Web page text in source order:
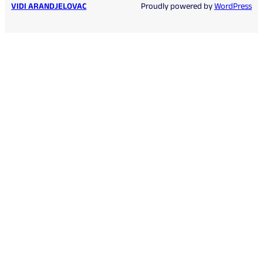
VIDI ARANDJELOVAC Proudly powered byWordPress